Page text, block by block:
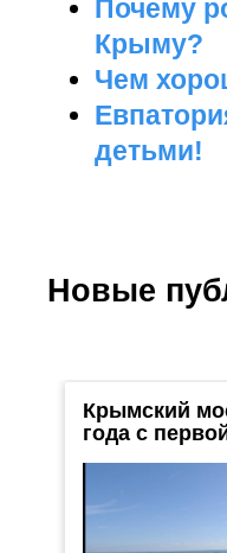
Почему
Крыму?
Чем
детьми!
Новые
Крымский
года с